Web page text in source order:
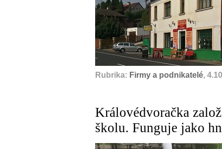
Rubrika: Firmy a podnikatelé,
Královédvoračka
školu. Funguje jako